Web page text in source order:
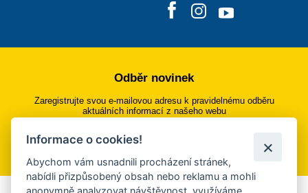
Odběr novinek
Zaregistrujte svou e-mailovou adresu k pravidelnému odběru
aktuálních informací z našeho webu
Přihlásit se k odběru
Informace o cookies!
Abychom vám usnadnili procházení stránek,
nabídli přizpůsobený obsah nebo reklamu a mohli